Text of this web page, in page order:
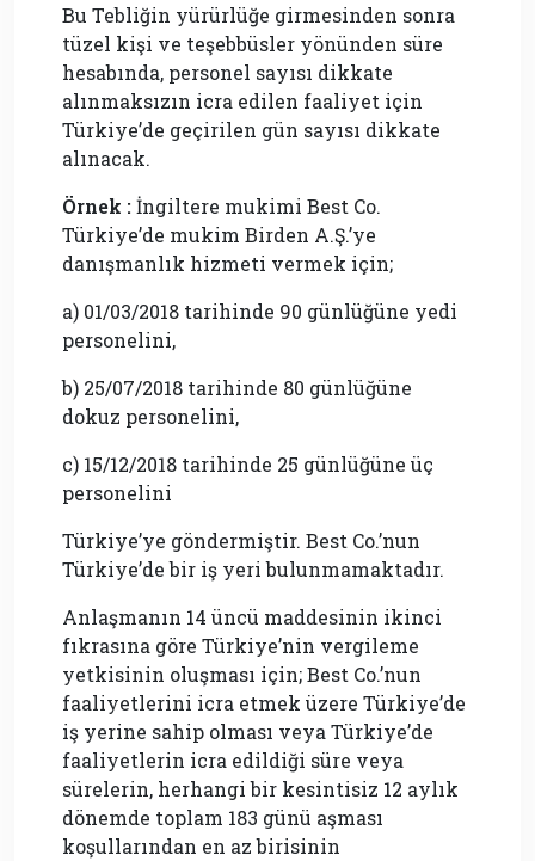
Bu Tebliğin yürürlüğe girmesinden sonra
tüzel kişi ve teşebbüsler yönünden süre
hesabında, personel sayısı dikkate
alınmaksızın icra edilen faaliyet için
Türkiye’de geçirilen gün sayısı dikkate
alınacak.
Örnek :İngiltere mukimi Best Co.
Türkiye’de mukim Birden A.Ş.’ye
danışmanlık hizmeti vermek için;
a) 01/03/2018 tarihinde 90 günlüğüne yedi
personelini,
b) 25/07/2018 tarihinde 80 günlüğüne
dokuz personelini,
c) 15/12/2018 tarihinde 25 günlüğüne üç
personelini
Türkiye’ye göndermiştir. Best Co.’nun
Türkiye’de bir iş yeri bulunmamaktadır.
Anlaşmanın 14 üncü maddesinin ikinci
fıkrasına göre Türkiye’nin vergileme
yetkisinin oluşması için; Best Co.’nun
faaliyetlerini icra etmek üzere Türkiye’de
iş yerine sahip olması veya Türkiye’de
faaliyetlerin icra edildiği süre veya
sürelerin, herhangi bir kesintisiz 12 aylık
dönemde toplam 183 günü aşması
koşullarından en az birisinin